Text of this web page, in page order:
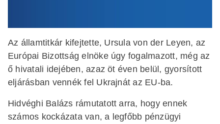
Az államtitkár kifejtette, Ursula von der Leyen, az
Európai Bizottság elnöke úgy fogalmazott, még az
ő hivatali idejében, azaz öt éven belül, gyorsított
eljárásban vennék fel Ukrajnát az EU-ba.
Hidvéghi Balázs rámutatott arra, hogy ennek
számos kockázata van, a legfőbb pénzügyi